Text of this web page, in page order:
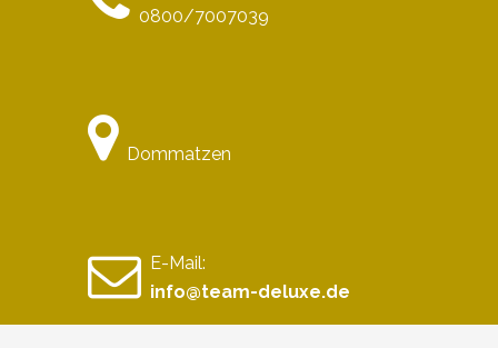
0800/7007039
Dommatzen
E-Mail:
info@team-deluxe.de